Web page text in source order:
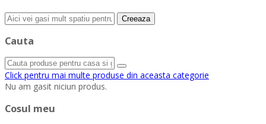
Creeaza
Cauta
Click pentru mai multe produse din aceasta categorie
Nu am gasit niciun produs.
Cosul meu